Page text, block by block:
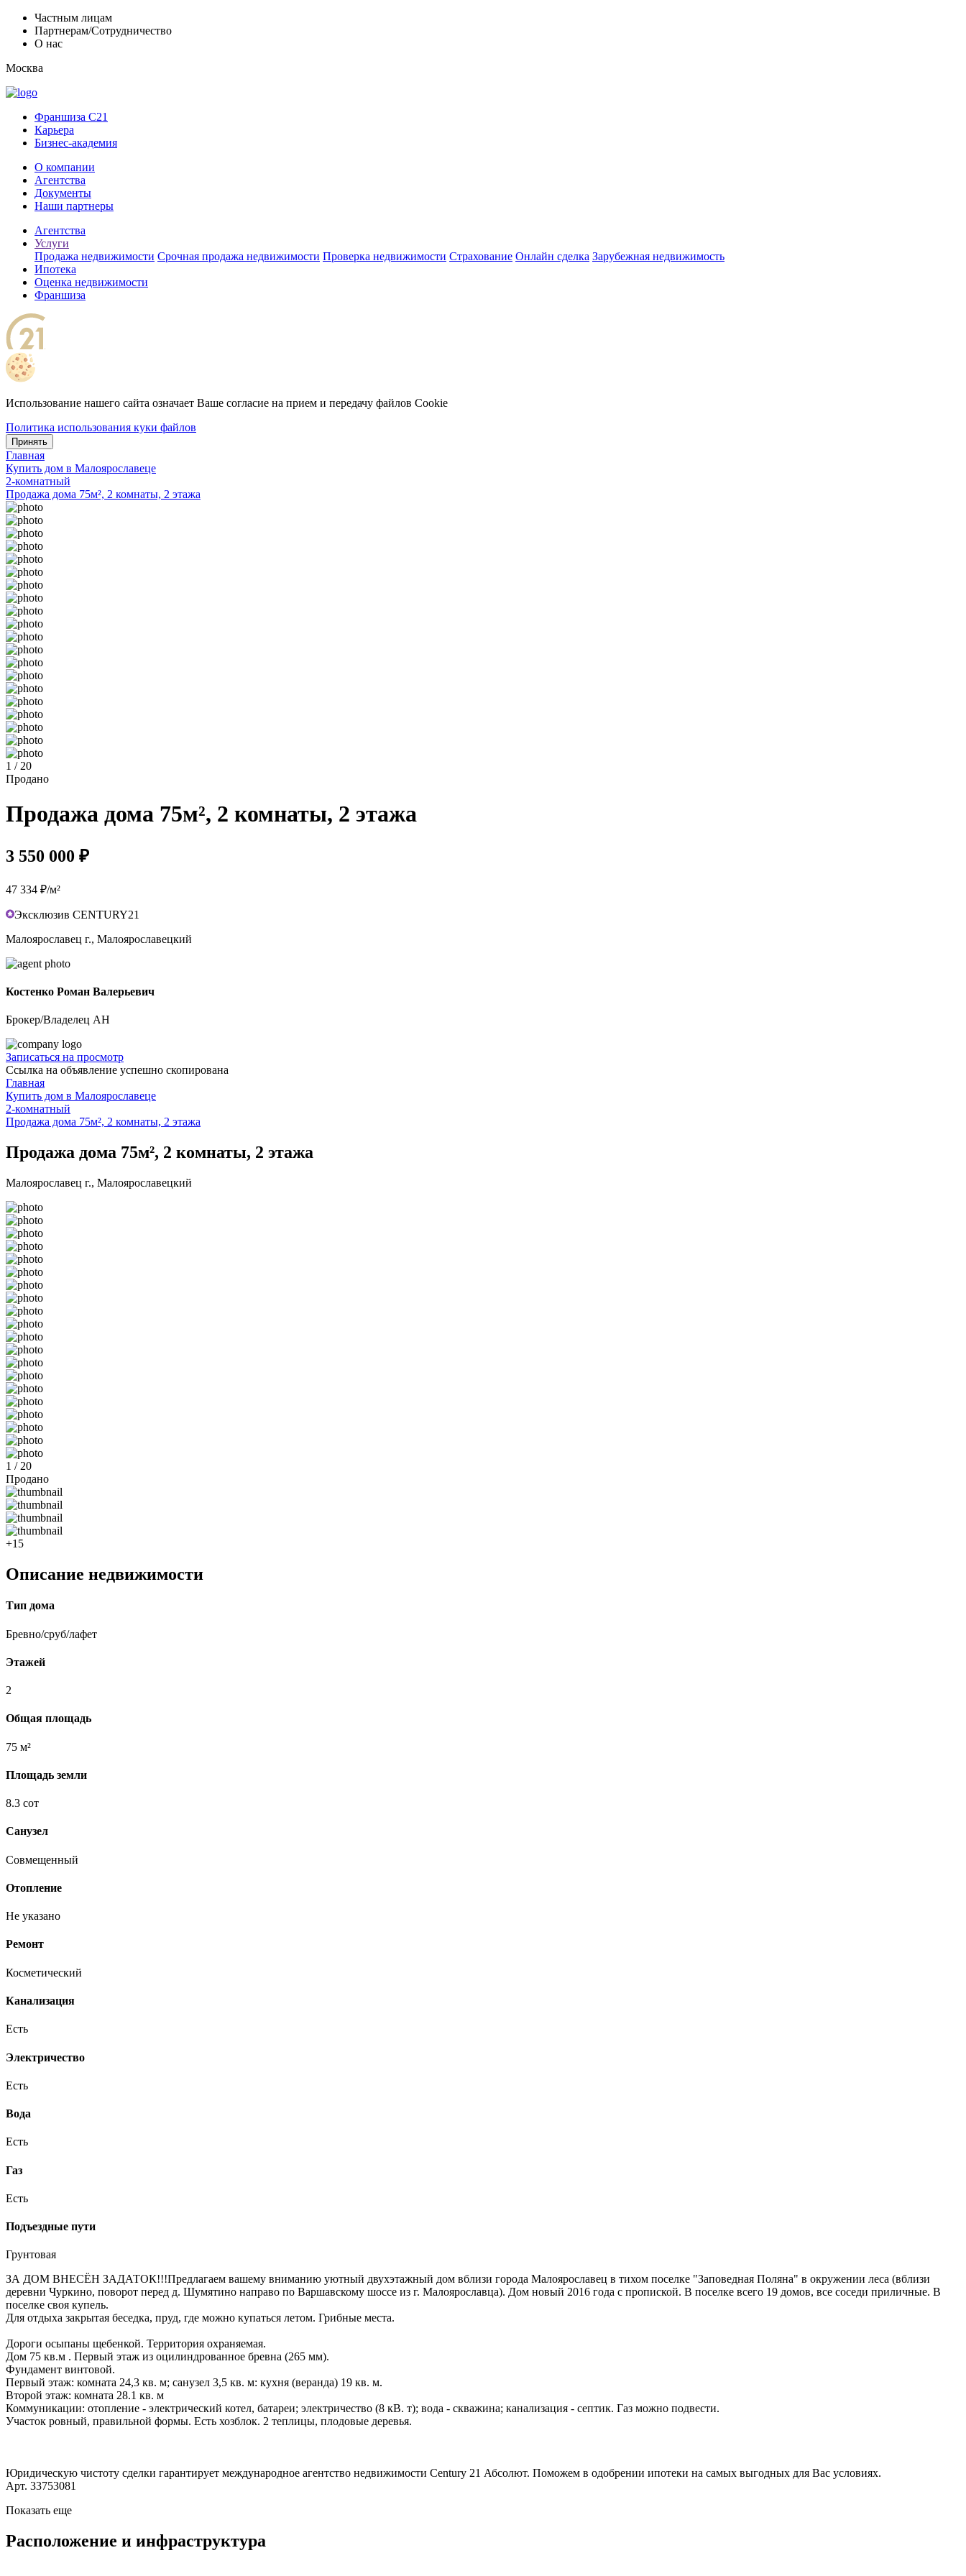
Частным лицам
Партнерам/Сотрудничество
О нас
Москва
Франшиза C21
Карьера
Бизнес-академия
О компании
Агентства
Документы
Наши партнеры
Агентства
Услуги
Продажа недвижимости Срочная продажа недвижимости Проверка недвижимости Страхование Онлайн сделка Зарубежная недвижимость
Ипотека
Оценка недвижимости
Франшиза
Использование нашего сайта означает Ваше согласие на прием и передачу файлов Cookie
Политика использования куки файлов
Принять
Главная
Купить дом в Малоярославеце
2-комнатный
Продажа дома 75м², 2 комнаты, 2 этажа
1 / 20
Продано
Продажа дома 75м², 2 комнаты, 2 этажа
3 550 000 ₽
47 334 ₽/м²
Эксклюзив CENTURY21
Малоярославец г., Малоярославецкий
Костенко Роман Валерьевич
Брокер/Владелец АН
Записаться на просмотр
Ссылка на объявление успешно скопирована
Главная
Купить дом в Малоярославеце
2-комнатный
Продажа дома 75м², 2 комнаты, 2 этажа
Продажа дома 75м², 2 комнаты, 2 этажа
Малоярославец г., Малоярославецкий
1 / 20
Продано
+15
Описание недвижимости
Тип дома
Бревно/сруб/лафет
Этажей
2
Общая площадь
75 м²
Площадь земли
8.3 сот
Санузел
Совмещенный
Отопление
Не указано
Ремонт
Косметический
Канализация
Есть
Электричество
Есть
Вода
Есть
Газ
Есть
Подъездные пути
Грунтовая
ЗА ДОМ ВНЕСЁН ЗАДАТОК!!!Предлагаем вашему вниманию уютный двухэтажный дом вблизи города Малоярославец в тихом поселке "Заповедная Поляна" в окружении леса (вблизи
деревни Чуркино, поворот перед д. Шумятино направо по Варшавскому шоссе из г. Малоярославца). Дом новый 2016 года с пропиской. В поселке всего 19 домов, все соседи приличные. В
поселке своя купель.
Для отдыха закрытая беседка, пруд, где можно купаться летом. Грибные места.
Дороги осыпаны щебенкой. Территория охраняемая.
Дом 75 кв.м . Первый этаж из оцилиндрованное бревна (265 мм).
Фундамент винтовой.
Первый этаж: комната 24,3 кв. м; санузел 3,5 кв. м: кухня (веранда) 19 кв. м.
Второй этаж: комната 28.1 кв. м
Коммуникации: отопление - электрический котел, батареи; электричество (8 кВ. т); вода - скважина; канализация - септик. Газ можно подвести.
Участок ровный, правильной формы. Есть хозблок. 2 теплицы, плодовые деревья.
Юридическую чистоту сделки гарантирует международное агентство недвижимости Century 21 Абсолют. Поможем в одобрении ипотеки на самых выгодных для Вас условиях.
Арт. 33753081
Показать еще
Расположение и инфраструктура